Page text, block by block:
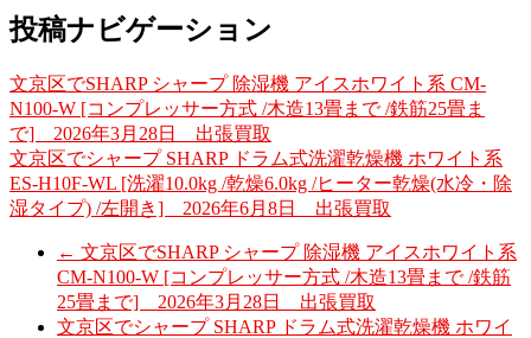
投稿ナビゲーション
文京区でSHARP シャープ 除湿機 アイスホワイト系 CM-
N100-W [コンプレッサー方式 /木造13畳まで /鉄筋25畳ま
で] 2026年3月28日 出張買取
文京区でシャープ SHARP ドラム式洗濯乾燥機 ホワイト系
ES-H10F-WL [洗濯10.0kg /乾燥6.0kg /ヒーター乾燥(水冷・除
湿タイプ) /左開き] 2026年6月8日 出張買取
← 文京区でSHARP シャープ 除湿機 アイスホワイト系
CM-N100-W [コンプレッサー方式 /木造13畳まで /鉄筋
25畳まで] 2026年3月28日 出張買取
文京区でシャープ SHARP ドラム式洗濯乾燥機 ホワイ